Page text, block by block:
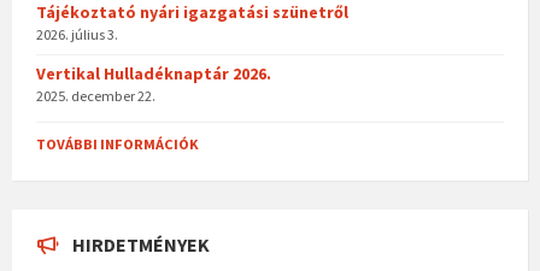
Tájékoztató nyári igazgatási szünetről
2026. július 3.
Vertikal Hulladéknaptár 2026.
2025. december 22.
TOVÁBBI INFORMÁCIÓK
HIRDETMÉNYEK